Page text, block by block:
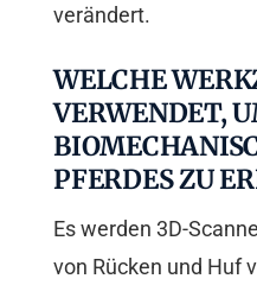
verändert.
WELCHE
VERWENDET,
PFERDES ZU
Es werden 3D-
von Rücken und Huf